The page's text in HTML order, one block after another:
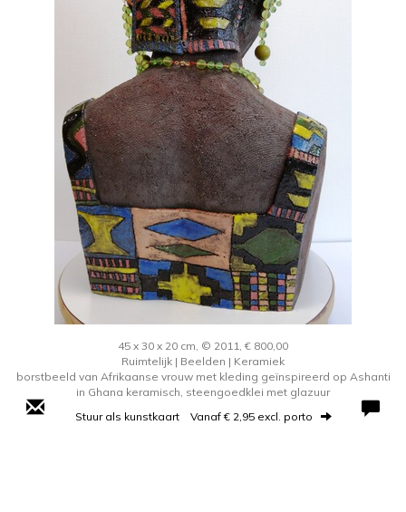
45 x 30 x 20 cm, © 2011, € 800,00
Ruimtelijk | Beelden | Keramiek
borstbeeld van Afrikaanse vrouw met kleding geïnspireerd op Ashanti
in Ghana keramisch, steengoedklei met glazuur
Stuur als kunstkaart Vanaf € 2,95 excl. porto